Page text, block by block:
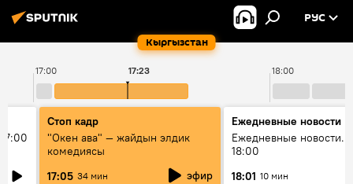
Кыргызстан
РУС
17:00 18:00
17:23
Стоп кадр
"Окен ава" — жайдын элдик
комедиясы
17:05 34 мин эфир
Ежедневные новости
Ежедневные новости.
18:00
18:01 10 мин